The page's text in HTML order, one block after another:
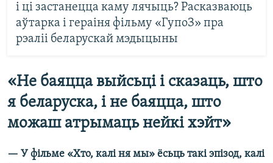
і ці застанецца каму лячыць? Расказваюць
аўтарка і гераіня фільму «ГупоЗ» пра
рэаліі беларускай мэдыцыны
«Не баяцца выйсьці і сказаць, што
я беларуска, і не баяцца, што
можаш атрымаць нейкі хэйт»
— У фільме «Хто, калі ня мы» ёсьць такі эпізод, калі